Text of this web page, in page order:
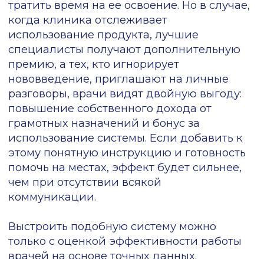
клинике следуют
клиническим
рекомендациям?
Запишитесь на демо,
СППВР помогает назначать
диагностику и лечение на основе
самых актуальных стандартов
Записаться на демо